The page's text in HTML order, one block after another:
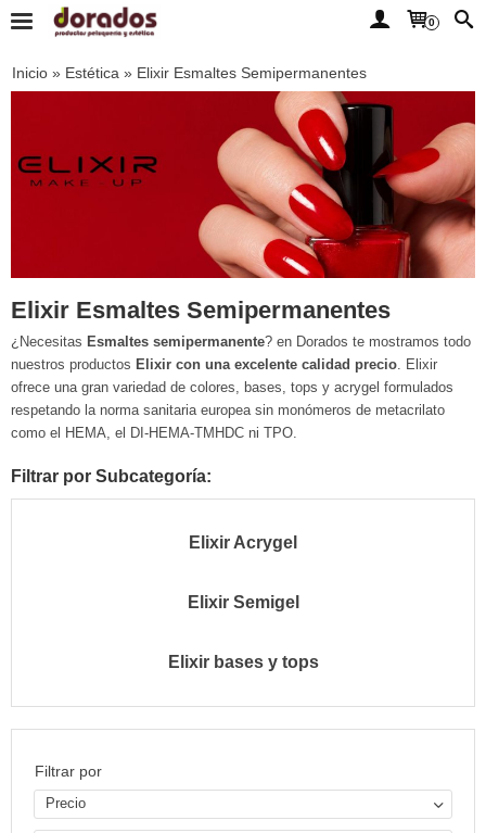
0
Inicio » Estética » Elixir Esmaltes Semipermanentes
Elixir Esmaltes Semipermanentes
¿Necesitas Esmaltes semipermanente? en Dorados te mostramos todo
nuestros productos Elixir con una excelente calidad precio . Elixir
ofrece una gran variedad de colores, bases, tops y acrygel formulados
respetando la norma sanitaria europea sin monómeros de metacrilato
como el HEMA, el DI-HEMA-TMHDC ni TPO.
Filtrar por Subcategoría:
Elixir Acrygel
Elixir Semigel
Elixir bases y tops
Filtrar por
Precio